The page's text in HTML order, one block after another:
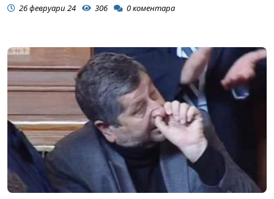
26 февруари 24 306 0коментара